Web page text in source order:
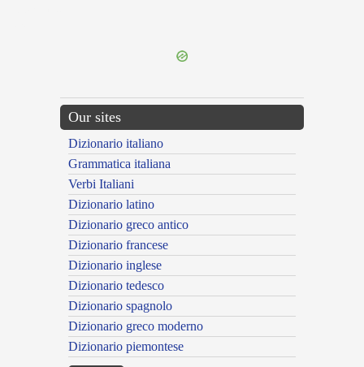
Our sites
Dizionario italiano
Grammatica italiana
Verbi Italiani
Dizionario latino
Dizionario greco antico
Dizionario francese
Dizionario inglese
Dizionario tedesco
Dizionario spagnolo
Dizionario greco moderno
Dizionario piemontese